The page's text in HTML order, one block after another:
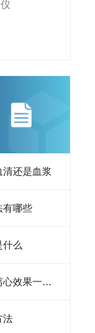
还是血浆
有哪些
什么
水平转子和角转子的离心效果一样吗
法